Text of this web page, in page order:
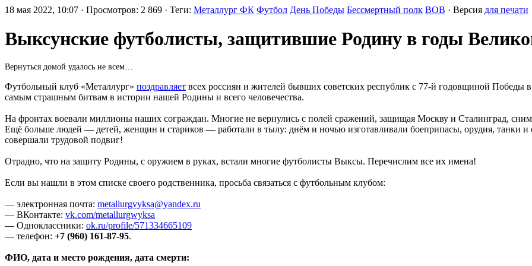
18 мая 2022, 10:07 · Просмотров: 2 869 · Теги: Металлург ФК Футбол День Победы Бессмертный полк ВОВ · Версия для печати
Выксунские футболисты, защитившие Родину в годы
Вернуться домой удалось не всем…
Футбольный клуб «Металлург» поздравляет всех россиян и жителей бывших советских республик с 77-й годовщиной Победы
самым страшным битвам в истории нашей Родины и всего человечества.
На фронтах воевали миллионы наших сограждан. Многие не вернулись с полей сражений, защищая Москву и Сталинград,
Ещё больше людей — детей, женщин и стариков — работали в тылу: днём и ночью изготавливали боеприпасы, орудия, танки
совершали трудовой подвиг!
Отрадно, что на защиту Родины, с оружием в руках, встали многие футболисты Выксы. Перечислим все их имена!
Если вы нашли в этом списке своего родственника, просьба связаться с футбольным клубом:
— электронная почта: metallurgvyksa@yandex.ru
— ВКонтакте: vk.com/metallurgwyksa
— Одноклассники: ok.ru/profile/571334665109
— телефон: +7 (960) 161-87-95.
ФИО, дата и место рождения, дата смерти: